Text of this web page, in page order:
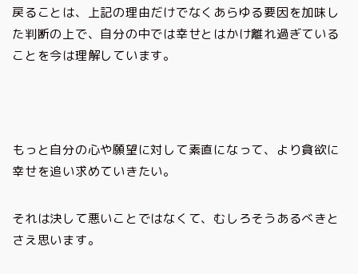
戻ることは、上記の理由だけでなくあらゆる要因を加味し
た判断の上で、自分の中では幸せとはかけ離れ過ぎている
ことを今は理解しています。
もっと自分の心や願望に対して素直になって、より貪欲に
幸せを追い求めていきたい。
それは決して悪いことではなくて、むしろそうあるべきと
さえ思います。